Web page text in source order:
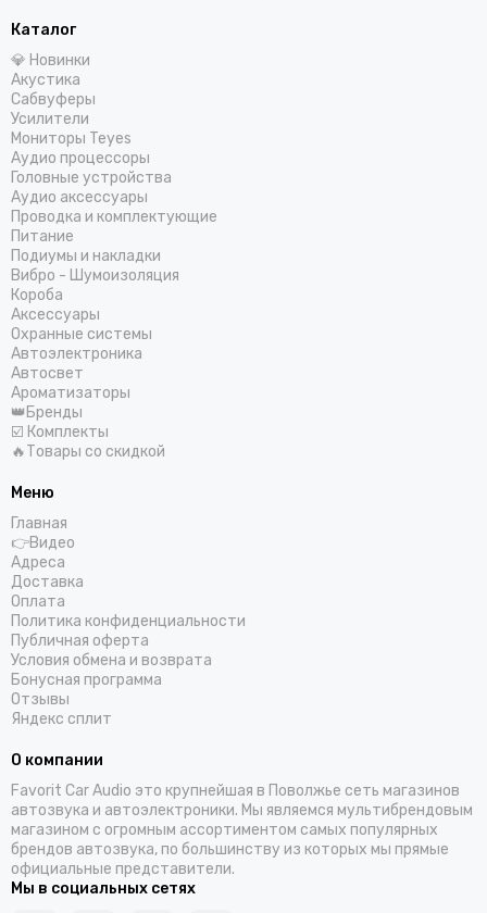
Каталог
💎 Новинки
Акустика
Сабвуферы
Усилители
Мониторы Teyes
Аудио процессоры
Головные устройства
Аудио аксессуары
Проводка и комплектующие
Питание
Подиумы и накладки
Вибро - Шумоизоляция
Короба
Аксессуары
Охранные системы
Автоэлектроника
Автосвет
Ароматизаторы
👑Бренды
☑️ Комплекты
🔥Товары со скидкой
Меню
Главная
👉Видео
Адреса
Доставка
Оплата
Политика конфиденциальности
Публичная оферта
Условия обмена и возврата
Бонусная программа
Отзывы
Яндекс сплит
О компании
Favorit Car Audio это крупнейшая в Поволжье сеть магазинов
автозвука и автоэлектроники. Мы являемся мультибрендовым
магазином с огромным ассортиментом самых популярных
брендов автозвука, по большинству из которых мы прямые
официальные представители.
Мы в социальных сетях